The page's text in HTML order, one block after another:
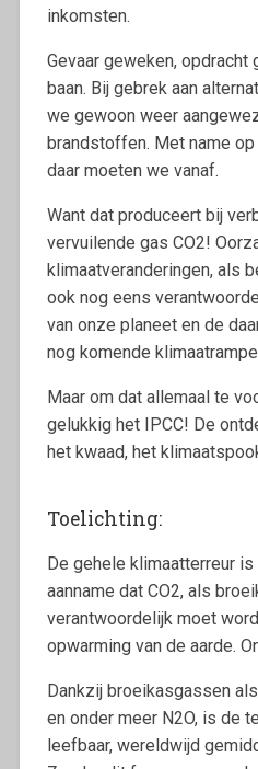
inkomsten.
Gevaar geweken, opdracht
baan. Bij gebrek aan
we gewoon weer
brandstoffen. Met name
daar moeten we vanaf.
Want dat produceert bij
vervuilende gas CO2!
klimaatveranderingen, als
ook nog eens
van onze planeet en de
nog komende
Maar om dat allemaal te
gelukkig het IPCC! De
het kwaad, het
Toelichting:
De gehele klimaatterreur
aanname dat CO2, als
verantwoordelijk moet
opwarming van de aarde.
Dankzij broeikasgassen
en onder meer N2O, is de
leefbaar, wereldwijd